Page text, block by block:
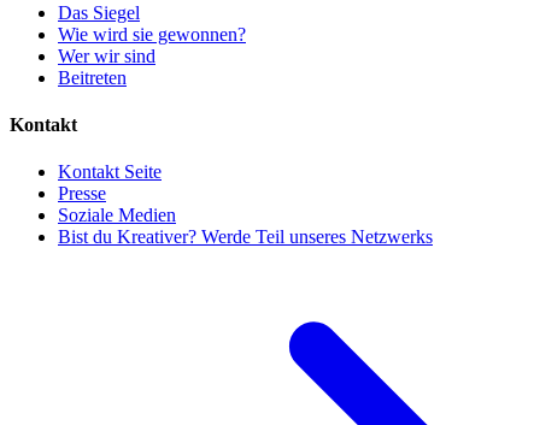
Das Siegel
Wie wird sie gewonnen?
Wer wir sind
Beitreten
Kontakt
Kontakt Seite
Presse
Soziale Medien
Bist du Kreativer? Werde Teil unseres Netzwerks